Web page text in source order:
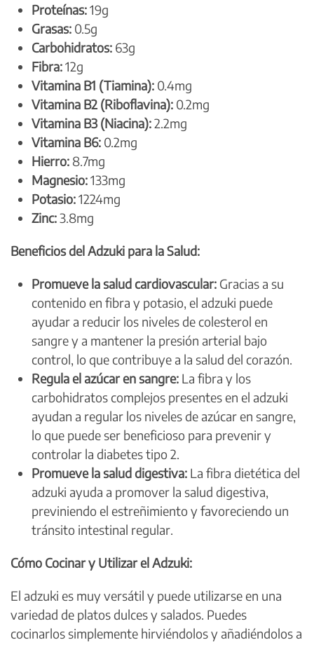
Proteínas:19g
Grasas: 0.5g
Carbohidratos: 63g
Fibra:12g
Vitamina B1 (Tiamina): 0.4mg
Vitamina B2 (Riboflavina): 0.2mg
Vitamina B3 (Niacina):2.2mg
Vitamina B6: 0.2mg
Hierro: 8.7mg
Magnesio:133mg
Potasio:1224mg
Zinc:3.8mg
Beneficios del Adzuki para la Salud:
Promueve la salud cardiovascular: Gracias a su
contenido en fibra y potasio, el adzuki puede
ayudar a reducir los niveles de colesterol en
sangre y a mantener la presión arterial bajo
control, lo que contribuye a la salud del corazón.
Regula el azúcar en sangre: La fibra y los
carbohidratos complejos presentes en el adzuki
ayudan a regular los niveles de azúcar en sangre,
lo que puede ser beneficioso para prevenir y
controlar la diabetes tipo 2.
Promueve la salud digestiva: La fibra dietética del
adzuki ayuda a promover la salud digestiva,
previniendo el estreñimiento y favoreciendo un
tránsito intestinal regular.
Cómo Cocinar y Utilizar el Adzuki:
El adzuki es muy versátil y puede utilizarse en una
variedad de platos dulces y salados. Puedes
cocinarlos simplemente hirviéndolos y añadiéndolos a